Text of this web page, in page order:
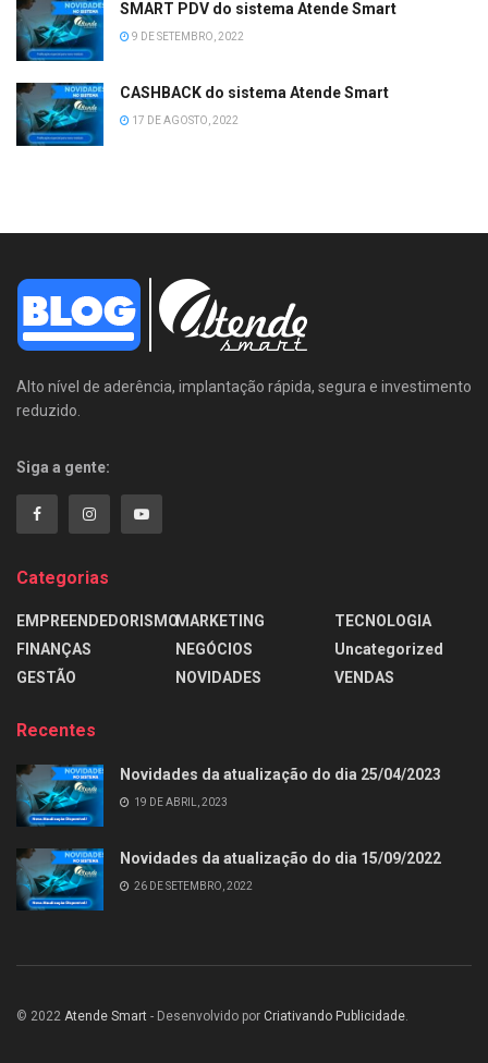
SMART PDV do sistema Atende Smart
9 DE SETEMBRO, 2022
CASHBACK do sistema Atende Smart
17 DE AGOSTO, 2022
Alto nível de aderência, implantação rápida, segura e investimento
reduzido.
Siga a gente:
Categorias
EMPREENDEDORISMO
FINANÇAS
GESTÃO
MARKETING
NEGÓCIOS
NOVIDADES
TECNOLOGIA
Uncategorized
VENDAS
Recentes
Novidades da atualização do dia 25/04/2023
19 DE ABRIL, 2023
Novidades da atualização do dia 15/09/2022
26 DE SETEMBRO, 2022
© 2022 Atende Smart - Desenvolvido por Criativando Publicidade.